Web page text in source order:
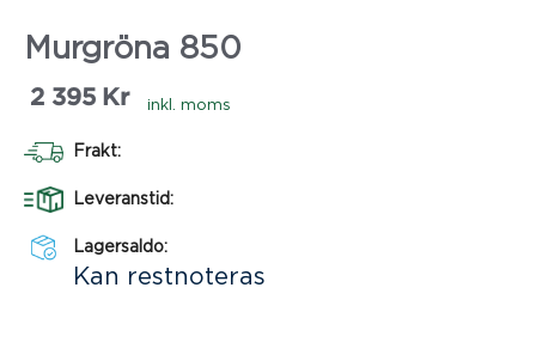
Murgröna 850
2 395 Kr inkl. moms
Frakt:
Leveranstid:
Lagersaldo:
Kan restnoteras